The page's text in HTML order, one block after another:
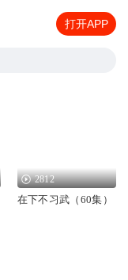
打开APP
2812
在下不习武（60集）